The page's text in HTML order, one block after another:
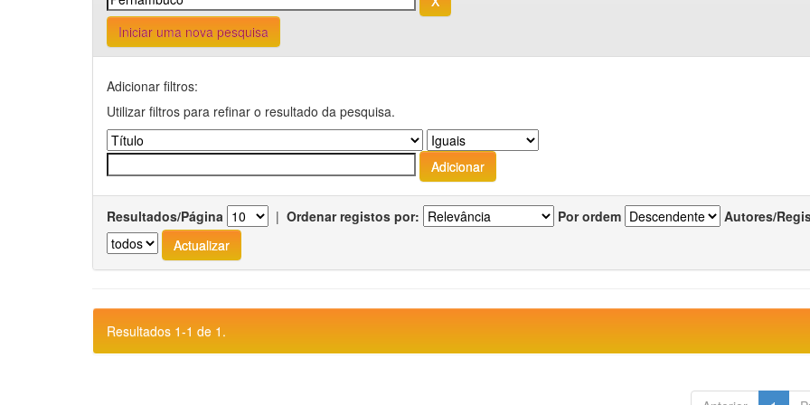
Iniciar uma nova pesquisa
Adicionar filtros:
Utilizar filtros para refinar o resultado da pesquisa.
Resultados/Página | Ordenar registos por: Por ordem Autores/
Resultados 1-1 de 1.